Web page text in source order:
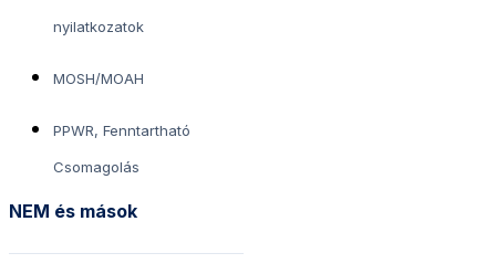
nyilatkozatok
MOSH/MOAH
PPWR, Fenntartható
Csomagolás
NEM és mások